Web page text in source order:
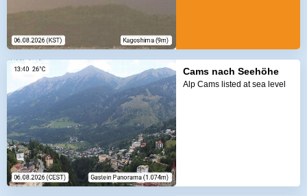
Cams nach Seehöhe
Alp Cams listed at sea level